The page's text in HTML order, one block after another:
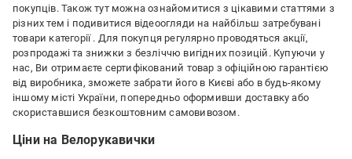
покупців. Також тут можна ознайомитися з цікавими статтями з
різних тем і подивитися відеоогляди на найбільш затребувані
товари категорії . Для покупця регулярно проводяться акції,
розпродажі та знижки з безліччю вигідних позицій. Купуючи у
нас, Ви отримаєте сертифікований товар з офіційною гарантією
від виробника, зможете забрати його в Києві або в будь-якому
іншому місті України, попередньо оформивши доставку або
скориставшися безкоштовним самовивозом.
Ціни на Велорукавички